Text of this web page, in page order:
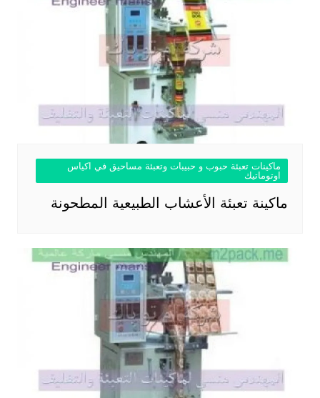
ماكينات تعبئة حبوب و حبيبات وتعبئة مساحيق في اكياس
اوتوماتيك
ماكينة تعبئة الأعشاب الطبيعية المطحونة